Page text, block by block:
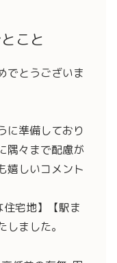
こと
でとうございま
に準備しており
隅々まで配慮が
嬉しいコメント
宅地】【駅ま
ました。